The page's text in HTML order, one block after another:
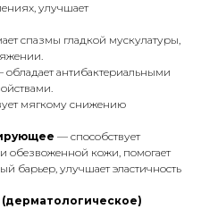
улучшает
спазмы гладкой мускулатуры,
обладает антибактериальными
мягкому снижению
— способствует
обезвоженной кожи, помогает
барьер, улучшает эластичность